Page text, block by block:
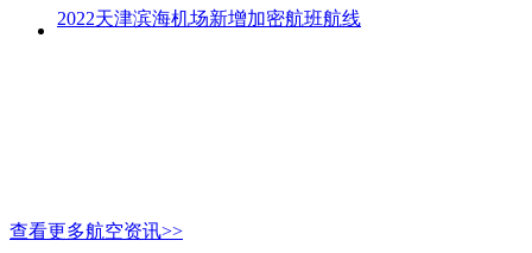
2022天津滨海机场新增加密航班航线
查看更多航空资讯>>